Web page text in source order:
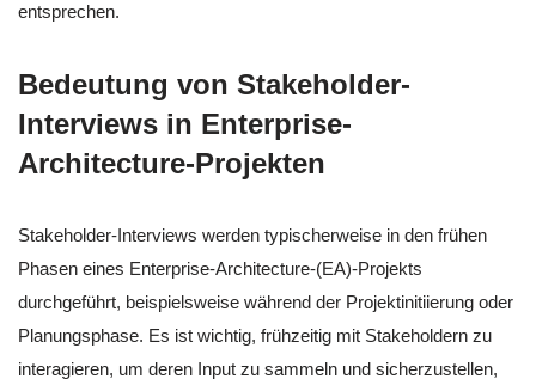
entsprechen.
Bedeutung von Stakeholder-
Interviews in Enterprise-
Architecture-Projekten
Stakeholder-Interviews werden typischerweise in den frühen
Phasen eines Enterprise-Architecture-(EA)-Projekts
durchgeführt, beispielsweise während der Projektinitiierung oder
Planungsphase. Es ist wichtig, frühzeitig mit Stakeholdern zu
interagieren, um deren Input zu sammeln und sicherzustellen,